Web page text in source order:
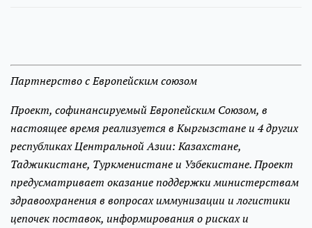
Партнерство с Европейским союзом
Проект, софинансируемый Европейским Союзом, в
настоящее время реализуется в Кыргызстане и 4 других
республиках Центральной Азии: Казахстане,
Таджикистане, Туркменистане и Узбекистане. Проект
предусматривает оказание поддержки министерствам
здравоохранения в вопросах иммунизации и логистики
цепочек поставок, информирования о рисках и